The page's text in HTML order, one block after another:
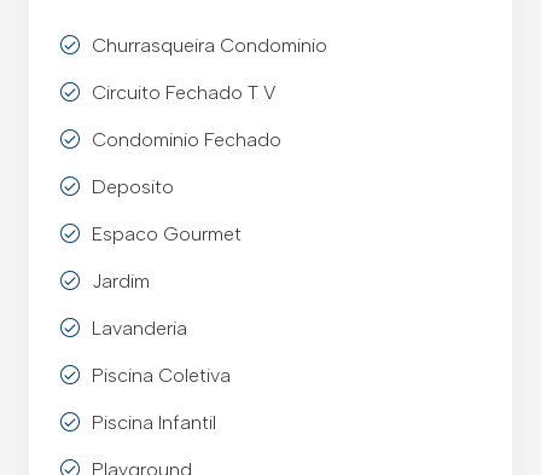
Churrasqueira Condominio
Circuito Fechado T V
Condominio Fechado
Deposito
Espaco Gourmet
Jardim
Lavanderia
Piscina Coletiva
Piscina Infantil
Playground